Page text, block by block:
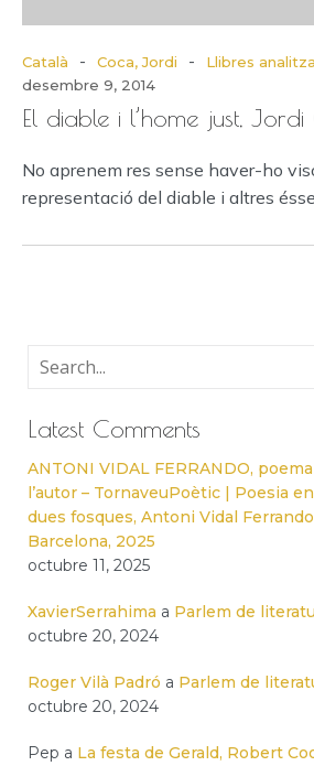
Català - Coca, Jordi - Llibres
desembre 9, 2014
El diable i l’home just,
No aprenem res sense haver-ho
representació del diable i altres
Latest Comments
ANTONI VIDAL FERRANDO, poema
l’autor – TornaveuPoètic | Poesia
dues fosques, Antoni Vidal
Barcelona, 2025
octubre 11, 2025
XavierSerrahima a Parlem de
octubre 20, 2024
Roger Vilà Padró a Parlem de
octubre 20, 2024
Pep a La festa de Gerald, Robert